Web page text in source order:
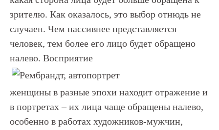
зрителю. Как оказалось, это выбор отнюдь не
случаен. Чем пассивнее представляется
человек, тем более его лицо будет обращено
налево. Восприятие
женщины в разные эпохи находит отражение и
в портретах – их лица чаще обращены налево,
особенно в работах художников-мужчин,